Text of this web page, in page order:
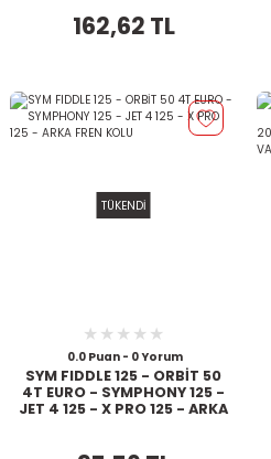
162,62 TL
TÜKENDİ
0.0 Puan - 0 Yorum
SYM FIDDLE 125 - ORBİT 50
4T EURO - SYMPHONY 125 -
JET 4 125 - X PRO 125 - ARKA